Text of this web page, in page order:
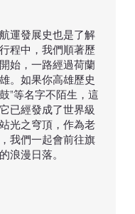
運發展史也是了解
程中，我們順著歷
始，一路經過荷蘭
。如果你高雄歷史
”等名字不陌生，這
已經發成了世界級
光之穹頂，作為老
我們一起會前往旗
浪漫日落。